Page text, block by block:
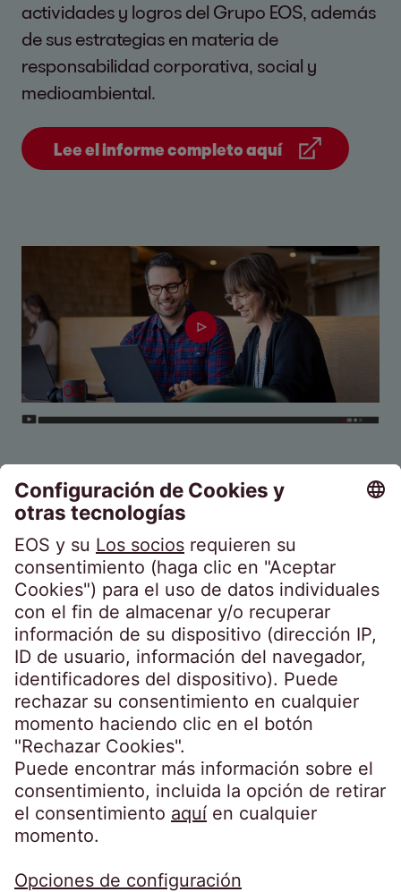
actividades y logros del Grupo EOS, además
de sus estrategias en materia de
responsabilidad corporativa, social y
medioambiental.
Lee el informe completo aquí
EOS Holding GmbH
Steindamm 71
20099 Hamburg
Germany
crossborder@eos-solutions.com